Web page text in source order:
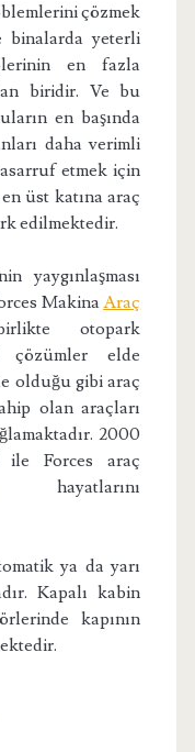
çözmek
binalarda yeterli
en fazla
biridir. Ve bu
en başında
daha verimli
etmek için
üst katına araç
edilmektedir.
yaygınlaşması
MakinaAraç
otopark
çözümler elde
olduğu gibi araç
olan araçları
2000
ile Forces araç
hayatlarını
ya da yarı
Kapalı kabin
kapının